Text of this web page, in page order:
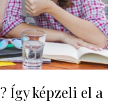
Így képzeli el a